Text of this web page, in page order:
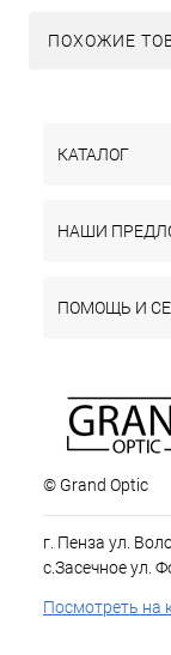
ПОХОЖИЕ
КАТАЛОГ
НАШИ
ПОМОЩЬ И
© Grand Optic
г. Пенза ул.
с.Засечное ул.
Посмотреть на